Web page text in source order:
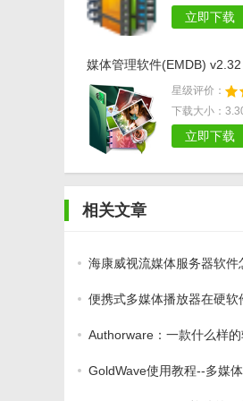
Fast Video
理工具)v6.42
06-22 / 103M
Movienizer免费版(电影收
下载大小：
立即下载